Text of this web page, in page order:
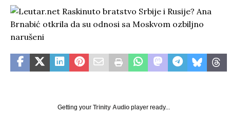
Getting your Trinity Audio player ready...